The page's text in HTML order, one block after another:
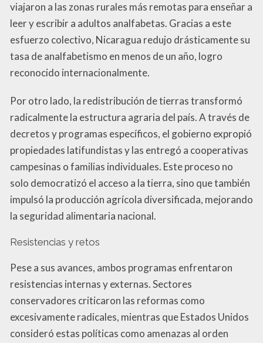
viajaron a las zonas rurales más remotas para enseñar a
leer y escribir a adultos analfabetas. Gracias a este
esfuerzo colectivo, Nicaragua redujo drásticamente su
tasa de analfabetismo en menos de un año, logro
reconocido internacionalmente.
Por otro lado, la redistribución de tierras transformó
radicalmente la estructura agraria del país. A través de
decretos y programas específicos, el gobierno expropió
propiedades latifundistas y las entregó a cooperativas
campesinas o familias individuales. Este proceso no
solo democratizó el acceso a la tierra, sino que también
impulsó la producción agrícola diversificada, mejorando
la seguridad alimentaria nacional.
Resistencias y retos
Pese a sus avances, ambos programas enfrentaron
resistencias internas y externas. Sectores
conservadores criticaron las reformas como
excesivamente radicales, mientras que Estados Unidos
consideró estas políticas como amenazas al orden